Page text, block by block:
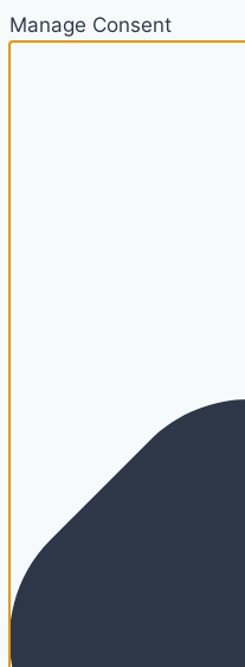
Manage Consent